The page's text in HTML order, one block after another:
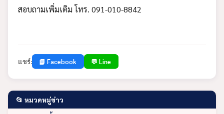
สอบถามเพิ่มเติม โทร. 091-010-8842
แชร์: 📘 Facebook 💬 Line
📂 หมวดหมู่ข่าว